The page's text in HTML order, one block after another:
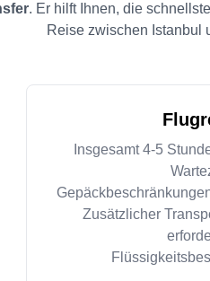
. Er hilft Ihnen, die
Reise zwischen Istanbul
Insgesamt 4-5
Zusätzlicher